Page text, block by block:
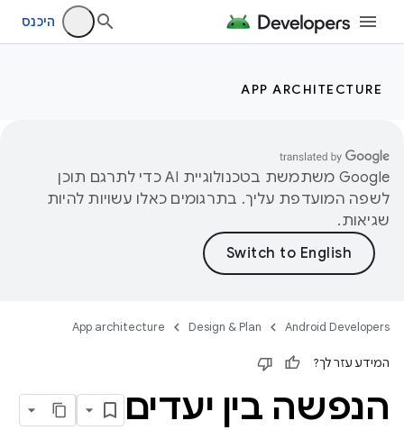
היכנס
APP ARCHITECTURE
‫Google משתמשת בטכנולוגיית AI כדי לתרגם תוכן
לשפה המועדפת עליך. בתרגומים כאלו עשויות להיות
שגיאות.
Android Developers
Design & Plan
App architecture
המידע עזר לך?
הנפשה בין יעדים